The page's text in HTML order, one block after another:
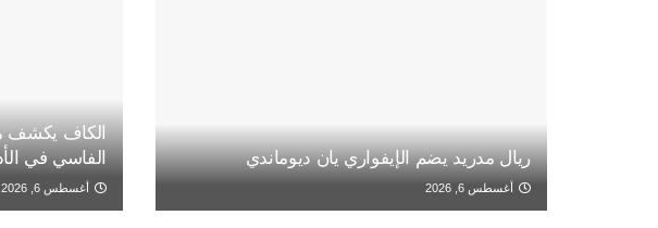
ريال مدريد يضم الإيفواري يان ديوماندي
أغسطس 6, 2026
الكاف يكشف
الفاسي في
أغسطس 6, 2026